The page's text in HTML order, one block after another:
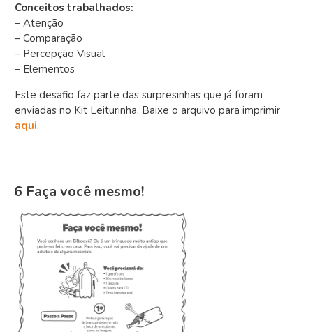
Conceitos trabalhados:
– Atenção
– Comparação
– Percepção Visual
– Elementos
Este desafio faz parte das surpresinhas que já foram
enviadas no Kit Leiturinha. Baixe o arquivo para imprimir
aqui.
6 Faça você mesmo!